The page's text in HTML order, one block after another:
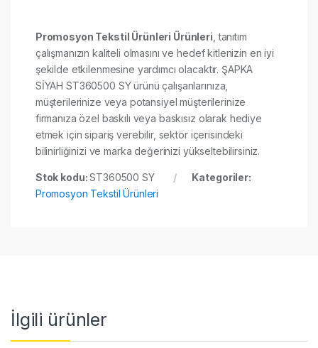
Promosyon Tekstil Ürünleri Ürünleri , tanıtım
çalışmanızın kaliteli olmasını ve hedef kitlenizin en iyi
şekilde etkilenmesine yardımcı olacaktır. ŞAPKA
SİYAH ST360500 SY ürünü çalışanlarınıza,
müşterilerinize veya potansiyel müşterilerinize
firmanıza özel baskılı veya baskısız olarak hediye
etmek için sipariş verebilir, sektör içerisindeki
bilinirliğinizi ve marka değerinizi yükseltebilirsiniz.
Stok kodu:ST360500 SY
Kategoriler:
Promosyon Tekstil Ürünleri
İlgili ürünler